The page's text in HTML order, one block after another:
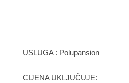
USLUGA : Polupansion
CIJENA UKLJUČUJE: